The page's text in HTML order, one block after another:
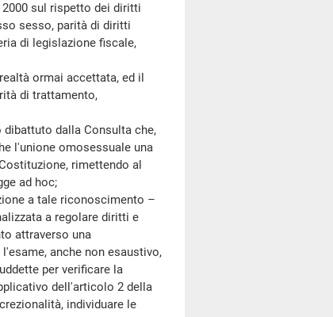
sul rispetto dei diritti
sesso, parità di diritti
di legislazione fiscale,
ormai accettata, ed il
di trattamento,
dalla Consulta che,
l'unione omosessuale una
rimettendo al
ad hoc;
a tale riconoscimento –
a regolare diritti e
attraverso una
anche non esaustivo,
per verificare la
dell'articolo 2 della
individuare le